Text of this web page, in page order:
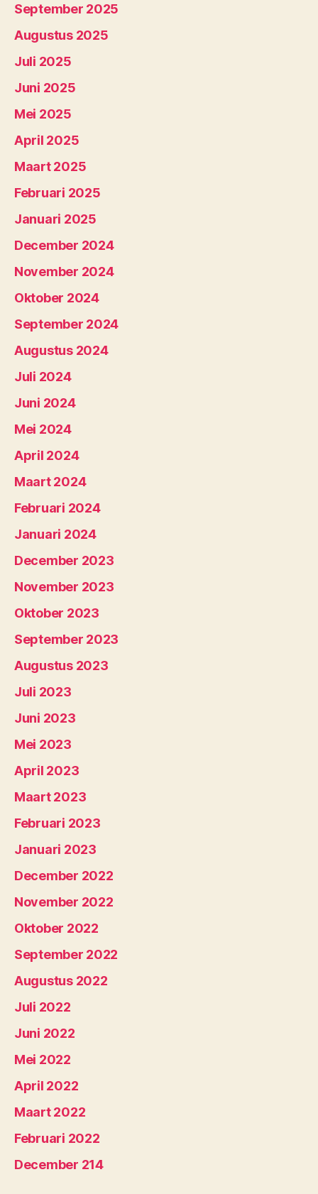
September 2025
Augustus 2025
Juli 2025
Juni 2025
Mei 2025
April 2025
Maart 2025
Februari 2025
Januari 2025
December 2024
November 2024
Oktober 2024
September 2024
Augustus 2024
Juli 2024
Juni 2024
Mei 2024
April 2024
Maart 2024
Februari 2024
Januari 2024
December 2023
November 2023
Oktober 2023
September 2023
Augustus 2023
Juli 2023
Juni 2023
Mei 2023
April 2023
Maart 2023
Februari 2023
Januari 2023
December 2022
November 2022
Oktober 2022
September 2022
Augustus 2022
Juli 2022
Juni 2022
Mei 2022
April 2022
Maart 2022
Februari 2022
December 214